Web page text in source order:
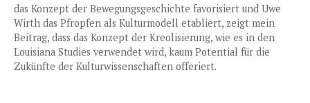
das Konzept der Bewegungsgeschichte favorisiert und Uwe
Wirth das Pfropfen als Kulturmodell etabliert, zeigt mein
Beitrag, dass das Konzept der Kreolisierung, wie es in den
Louisiana Studies verwendet wird, kaum Potential für die
Zukünfte der Kulturwissenschaften offeriert.